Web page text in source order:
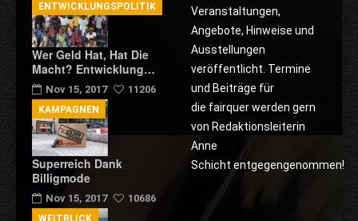
Wer Geld Hat, Hat Die
Macht? Entwicklung…
Nov 15, 2017 11206
ENTWICKLUNGSPOLITIK
Superreich Dank
Billigmode
Nov 15, 2017 10686
KAMPAGNEN
WEITBLICK
Veranstaltungen,
Angebote, Hinweise und
Ausstellungen
veröffentlicht. Termine
und Beiträge für
die fairquer werden gern
von Redaktionsleiterin
Anne
Schicht entgegengenommen!